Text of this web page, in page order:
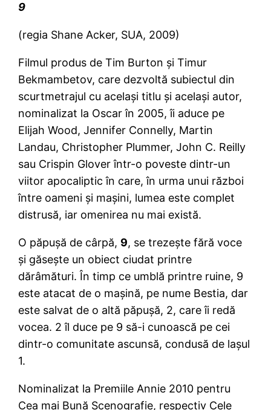
9
(regia Shane Acker, SUA, 2009)
Filmul produs de Tim Burton şi Timur
Bekmambetov, care dezvoltă subiectul din
scurtmetrajul cu acelaşi titlu şi acelaşi autor,
nominalizat la Oscar în 2005, îi aduce pe
Elijah Wood, Jennifer Connelly, Martin
Landau, Christopher Plummer, John C. Reilly
sau Crispin Glover într-o poveste dintr-un
viitor apocaliptic în care, în urma unui război
între oameni şi maşini, lumea este complet
distrusă, iar omenirea nu mai există.
O păpuşă de cârpă, 9, se trezeşte fără voce
şi găseşte un obiect ciudat printre
dărâmături. În timp ce umblă printre ruine, 9
este atacat de o maşină, pe nume Bestia, dar
este salvat de o altă păpuşă, 2, care îi redă
vocea. 2 îl duce pe 9 să-i cunoască pe cei
dintr-o comunitate ascunsă, condusă de laşul
1.
Nominalizat la Premiile Annie 2010 pentru
Cea mai Bună Scenografie, respectiv Cele